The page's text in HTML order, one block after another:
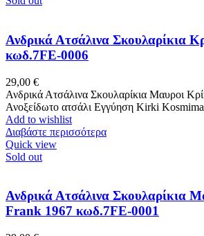
Ανδρικά Ατσάλινα Σκουλαρίκια
κωδ.7FE-0006
29,00 €
Ανδρικά Ατσάλινα Σκουλαρίκια Μαυροι
Ανοξείδωτο ατσάλι Εγγύηση Kirki
Add to wishlist
Διαβάστε περισσότερα
Quick view
Sold out
Ανδρικά Ατσάλινα Σκουλαρίκια
Frank 1967 κωδ.7FE-0001